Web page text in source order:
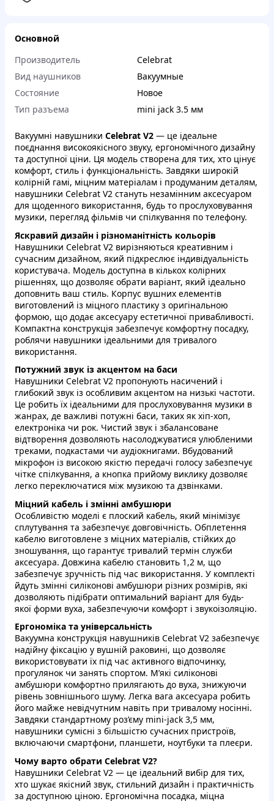
Основной
Производитель
Celebrat
Вид наушников
Вакуумные
Состояние
Новое
Тип разъема
mini jack 3.5 мм
Вакуумні навушники Celebrat V2 — це ідеальне
поєднання високоякісного звуку, ергономічного дизайну
та доступної ціни. Ця модель створена для тих, хто цінує
комфорт, стиль і функціональність. Завдяки широкій
колірній гамі, міцним матеріалам і продуманим деталям,
навушники Celebrat V2 стануть незамінним аксесуаром
для щоденного використання, будь то прослуховування
музики, перегляд фільмів чи спілкування по телефону.
Яскравий дизайн і різноманітність кольорів
Навушники Celebrat V2 вирізняються креативним і
сучасним дизайном, який підкреслює індивідуальність
користувача. Модель доступна в кількох колірних
рішеннях, що дозволяє обрати варіант, який ідеально
доповнить ваш стиль. Корпус вушних елементів
виготовлений із міцного пластику з оригінальною
формою, що додає аксесуару естетичної привабливості.
Компактна конструкція забезпечує комфортну посадку,
роблячи навушники ідеальними для тривалого
використання.
Потужний звук із акцентом на баси
Навушники Celebrat V2 пропонують насичений і
глибокий звук із особливим акцентом на низькі частоти.
Це робить їх ідеальними для прослуховування музики в
жанрах, де важливі потужні баси, таких як хіп-хоп,
електроніка чи рок. Чистий звук і збалансоване
відтворення дозволяють насолоджуватися улюбленими
треками, подкастами чи аудіокнигами. Вбудований
мікрофон із високою якістю передачі голосу забезпечує
чітке спілкування, а кнопка прийому виклику дозволяє
легко переключатися між музикою та дзвінками.
Міцний кабель і змінні амбушюри
Особливістю моделі є плоский кабель, який мінімізує
сплутування та забезпечує довговічність. Обплетення
кабелю виготовлене з міцних матеріалів, стійких до
зношування, що гарантує тривалий термін служби
аксесуара. Довжина кабелю становить 1,2 м, що
забезпечує зручність під час використання. У комплекті
йдуть змінні силіконові амбушюри різних розмірів, які
дозволяють підібрати оптимальний варіант для будь-
якої форми вуха, забезпечуючи комфорт і звукоізоляцію.
Ергономіка та універсальність
Вакуумна конструкція навушників Celebrat V2 забезпечує
надійну фіксацію у вушній раковині, що дозволяє
використовувати їх під час активного відпочинку,
прогулянок чи занять спортом. М’які силіконові
амбушюри комфортно прилягають до вуха, знижуючи
рівень зовнішнього шуму. Легка вага аксесуара робить
його майже невідчутним навіть при тривалому носінні.
Завдяки стандартному роз’єму mini-jack 3,5 мм,
навушники сумісні з більшістю сучасних пристроїв,
включаючи смартфони, планшети, ноутбуки та плеєри.
Чому варто обрати Celebrat V2?
Навушники Celebrat V2 — це ідеальний вибір для тих,
хто шукає якісний звук, стильний дизайн і практичність
за доступною ціною. Ергономічна посадка, міцна